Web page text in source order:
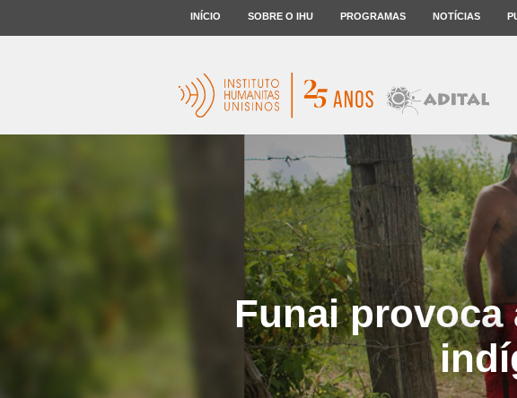
INÍCIO SOBRE O IHU PROGRAMAS NOTÍCIAS
Funai